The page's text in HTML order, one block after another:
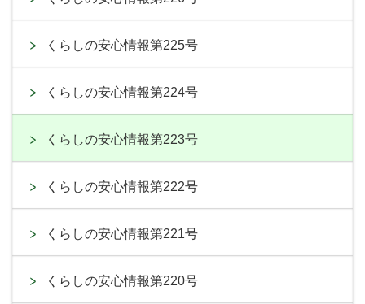
くらしの安心情報第225号
くらしの安心情報第224号
くらしの安心情報第223号
くらしの安心情報第222号
くらしの安心情報第221号
くらしの安心情報第220号